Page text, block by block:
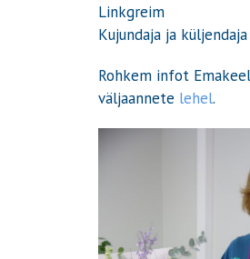
Linkgreim
Kujundaja ja
Rohkem infot
väljaannete lehel.